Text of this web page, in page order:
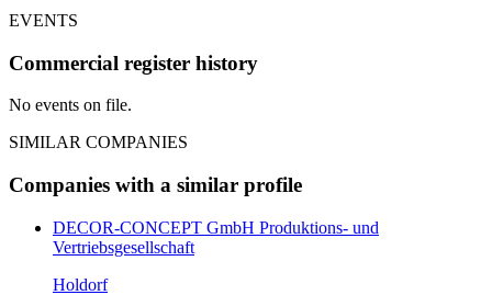
EVENTS
Commercial register history
No events on file.
SIMILAR COMPANIES
Companies with a similar profile
DECOR-CONCEPT GmbH Produktions- und
Vertriebsgesellschaft
Holdorf